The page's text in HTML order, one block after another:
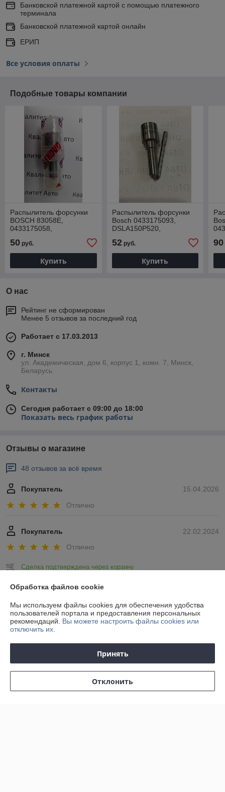
Банковской платежной картой с помощью платежного
терминала
Банковской платежной картой онлайн
ЕРИП
Все условия оплаты
Подобные товары компании
Распылитель форсунки
BOSCH 83058E,
0433175058,
2437010083
50 руб.
Купить
Распылитель форсунки
Bosch 0433175093,
DSLA150P520,
2437010077 VAG 1,9TDi
(AFN, AVG) EXOVO
83093E
52руб.
Купить
90
О нас
Рейтинг не сформирован
Менее 5 отзывов за последний год
Работает с 17.03.2013
г. Минск
ул. Академическая, дом 6, корпус 1, комн. 7, Минск,
Беларусь
Контакты
Сегодня работает с 09:00 до 18:00
Показать весь график работы
Отзывы о магазине
48 отзывов за всё время
15.04.2026
Покупатель
Отлично
22.02.2024
Покупатель
Отлично
Сделка подтверждена через корзину
Показать все отзывы
О нас
Доставка и оплата
Обработка файлов cookie
Мы используем файлы cookies для обеспечения удобства
пользователей портала и предоставления персональных
рекомендаций. Вы можете настроить файлы cookies или
отключить их.
Принять
Отклонить